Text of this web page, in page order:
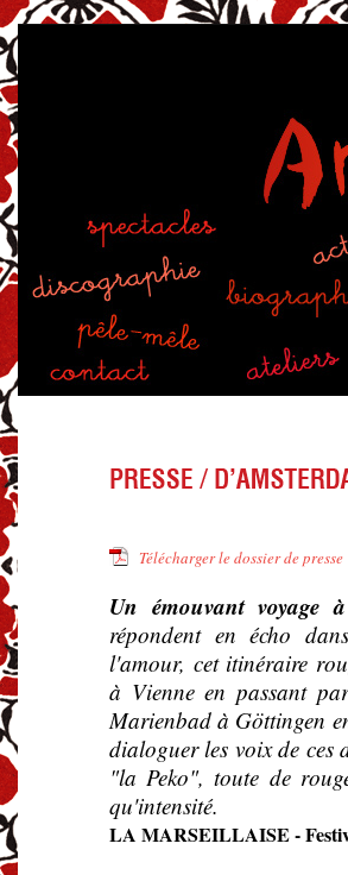
Télécharger le dossier de presse
Un émouvant voyage
répondent en écho
l'amour, cet itinéraire
à Vienne en passant
Marienbad à Göttingen
dialoguer les voix de ces
"la Peko", toute de
qu'intensité.
LA MARSEILLAISE -